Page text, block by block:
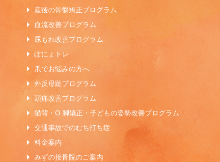
産後の骨盤矯正プログラム
血流改善プログラム
尿もれ改善プログラム
ぽにょトレ
爪でお悩みの方へ
外反母趾プログラム
頭痛改善プログラム
猫背・O 脚矯正・子どもの姿勢改善プログラム
交通事故でのむち打ち症
料金案内
みずの接骨院のご案内